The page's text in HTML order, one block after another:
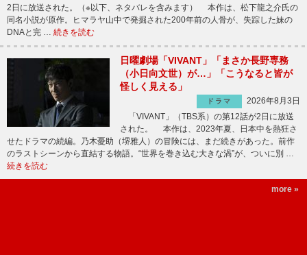
2日に放送された。（※以下、ネタバレを含みます） 本作は、松下龍之介氏の
同名小説が原作。ヒマラヤ山中で発掘された200年前の人骨が、失踪した妹の
DNAと完 … 続きを読む
日曜劇場「VIVANT」「まさか長野専務
（小日向文世）が…」「こうなると皆が
怪しく見える」
ドラマ
2026年8月3日
「VIVANT」（TBS系）の第12話が2日に放送
された。 本作は、2023年夏、日本中を熱狂さ
せたドラマの続編。乃木憂助（堺雅人）の冒険には、まだ続きがあった。前作
のラストシーンから直結する物語。“世界を巻き込む大きな渦”が、ついに別 …
続きを読む
more »